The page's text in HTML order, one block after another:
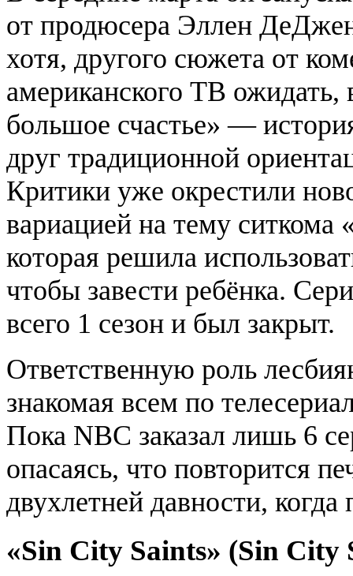
от продюсера Эллен
хотя, другого сюжета от
американского ТВ
большое счастье» —
друг традиционной
Критики уже окрестили
вариацией на тему ситкома
которая решила
чтобы завести ребёнка.
всего 1 сезон и был закрыт.
Ответственную роль
знакомая всем по
Пока NBC заказал лишь 6
опасаясь, что повторится
двухлетней давности,
«Sin City Saints» (Sin City